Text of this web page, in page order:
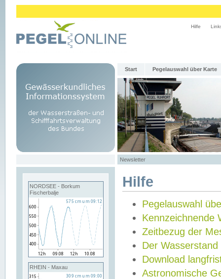
Hilfe
Start Pegelauswahl über Karte
Newsletter
NORDSEE - Borkum
Fischerbalje
RHEIN - Maxau
Hilfe
Pegelauswahl
Kennzeichnende
Zeitbezug der
Der Wasserstand
Download
Astronomische